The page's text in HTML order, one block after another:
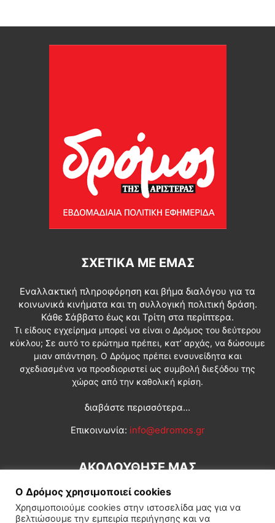
ΣΧΕΤΙΚΆ ΜΕ ΕΜΆΣ
Εναλλακτική πληροφόρηση και βήμα διαλόγου για τα
κοινωνικά κινήματα και τη συλλογική πολιτική δράση.
Κάθε Σάββατο έως και Τρίτη στα περίπτερα.
Τι είδους εγχείρημα μπορεί να είναι ο Δρόμος του δεύτερου
κύκλου; Σε αυτό το ερώτημα πρέπει, κατ’ αρχάς, να δώσουμε
μιαν απάντηση. Ο Δρόμος πρέπει ενσυνείδητα και
σχεδιασμένα να προσδιοριστεί ως συμβολή διεξόδου της
χώρας από την καθολική κρίση.
διαβάστε περισσότερα...
Επικοινωνία: info@edromos.gr
ΑΚΟΛΟΥΘΗΣΕ ΜΑΣ
Ο Δρόμος χρησιμοποιεί cookies
Χρησιμοποιούμε cookies στην ιστοσελίδα μας για να
βελτιώσουμε την εμπειρία περιήγησης και να